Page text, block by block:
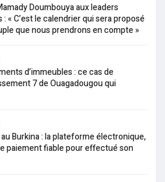
Doumbouya aux leaders
« C’est le calendrier qui sera proposé
que nous prendrons en compte »
d’immeubles : ce cas de
7 de Ouagadougou qui
Burkina : la plateforme électronique,
paiement fiable pour effectué son